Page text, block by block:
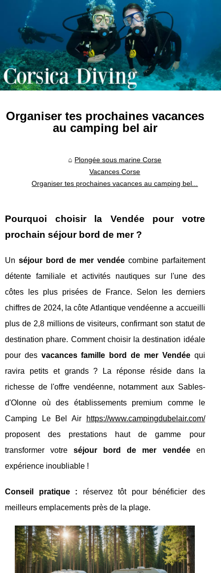
Organiser tes prochaines vacances
au camping bel air
Plongée sous marine Corse
Vacances Corse
Organiser tes prochaines vacances au camping bel...
Pourquoi choisir la Vendée pour votre
prochain séjour bord de mer ?
Un séjour bord de mer vendée combine parfaitement
détente familiale et activités nautiques sur l'une des
côtes les plus prisées de France. Selon les derniers
chiffres de 2024, la côte Atlantique vendéenne a accueilli
plus de 2,8 millions de visiteurs, confirmant son statut de
destination phare. Comment choisir la destination idéale
pour des vacances famille bord de mer Vendéequi
ravira petits et grands ? La réponse réside dans la
richesse de l'offre vendéenne, notamment aux Sables-
d'Olonne où des établissements premium comme le
Camping Le Bel Air
https://www.campingdubelair.com/
proposent des prestations haut de gamme pour
transformer votreséjour bord de mer vendéeen
expérience inoubliable !
Conseil pratique : réservez tôt pour bénéficier des
meilleurs emplacements près de la plage.